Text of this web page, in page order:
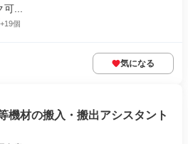
...
+19個
気になる
機材の搬入・搬出アシスタント